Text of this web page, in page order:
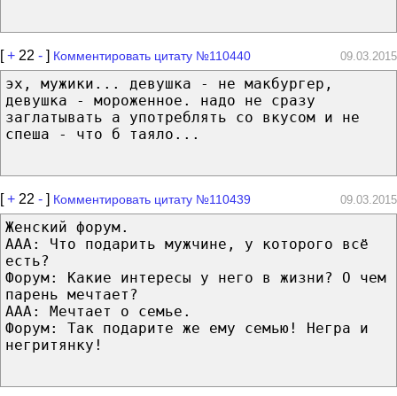
[+ 22 - ] Комментировать цитату №110440 09.03.2015
эх, мужики... девушка - не макбургер,
девушка - мороженное. надо не сразу
заглатывать а употреблять со вкусом и не
спеша - что б таяло...
[+ 22 - ] Комментировать цитату №110439 09.03.2015
Женский форум.
AAA: Что подарить мужчине, у которого всё
есть?
Форум: Какие интересы у него в жизни? О чем
парень мечтает?
AAA: Мечтает о семье.
Форум: Так подарите же ему семью! Негра и
негритянку!